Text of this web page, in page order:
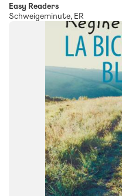
Easy Readers
Schweigeminute, ER
FORMAT
Flergangsbog
9788723543059